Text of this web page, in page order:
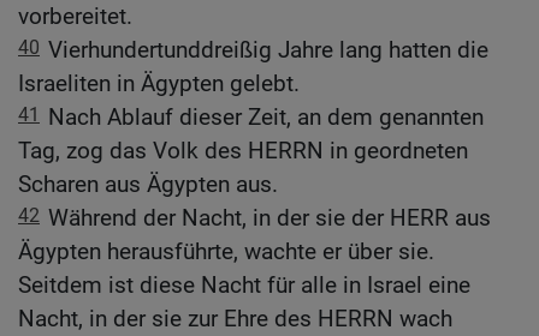
vorbereitet.
40 Vierhundertunddreißig Jahre lang hatten die
Israeliten in Ägypten gelebt.
41 Nach Ablauf dieser Zeit, an dem genannten
Tag, zog das Volk des HERRN in geordneten
Scharen aus Ägypten aus.
42 Während der Nacht, in der sie der HERR aus
Ägypten herausführte, wachte er über sie.
Seitdem ist diese Nacht für alle in Israel eine
Nacht, in der sie zur Ehre des HERRN wach